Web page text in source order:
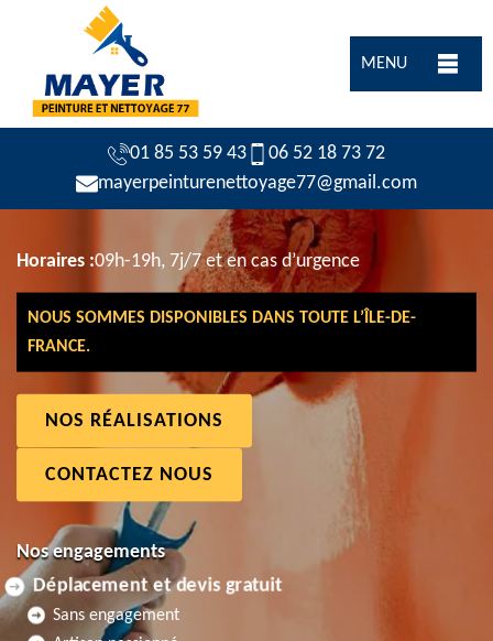
MENU
01 85 53 59 43
06 52 18 73 72
mayerpeinturenettoyage77@gmail.com
Horaires :09h-19h, 7j/7 et en cas d’urgence
NOUS SOMMES DISPONIBLES DANS TOUTE L’ÎLE-DE-
FRANCE.
NOS RÉALISATIONS
CONTACTEZ NOUS
Nos engagements
Déplacement et devis gratuit
Sans engagement